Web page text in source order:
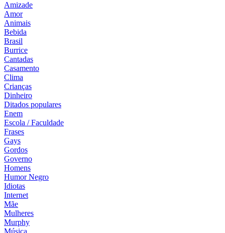
Amizade
Amor
Animais
Bebida
Brasil
Burrice
Cantadas
Casamento
Clima
Crianças
Dinheiro
Ditados populares
Enem
Escola / Faculdade
Frases
Gays
Gordos
Governo
Homens
Humor Negro
Idiotas
Internet
Mãe
Mulheres
Murphy